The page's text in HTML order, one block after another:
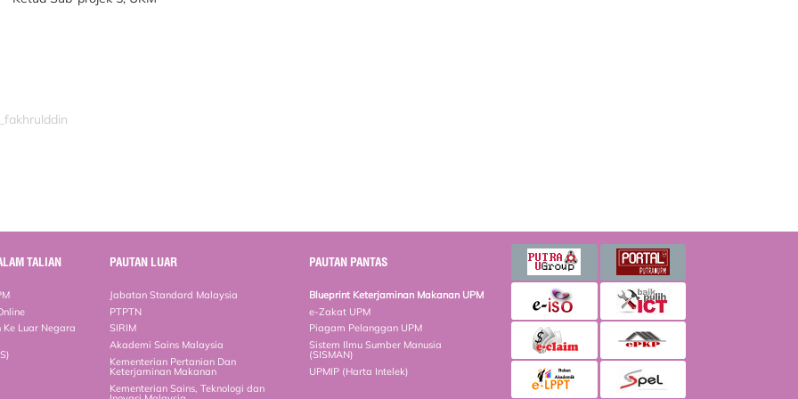
TALIAN
Ke Luar Negara
PAUTAN LUAR
Jabatan Standard Malaysia
PTPTN
SIRIM
Akademi Sains Malaysia
Kementerian Pertanian Dan
Keterjaminan Makanan
Kementerian Sains, Teknologi dan
PAUTAN PANTAS
Blueprint Keterjaminan Makanan UPM
e-Zakat UPM
Piagam Pelanggan UPM
Sistem Ilmu Sumber Manusia
(SISMAN)
UPMIP (Harta Intelek)